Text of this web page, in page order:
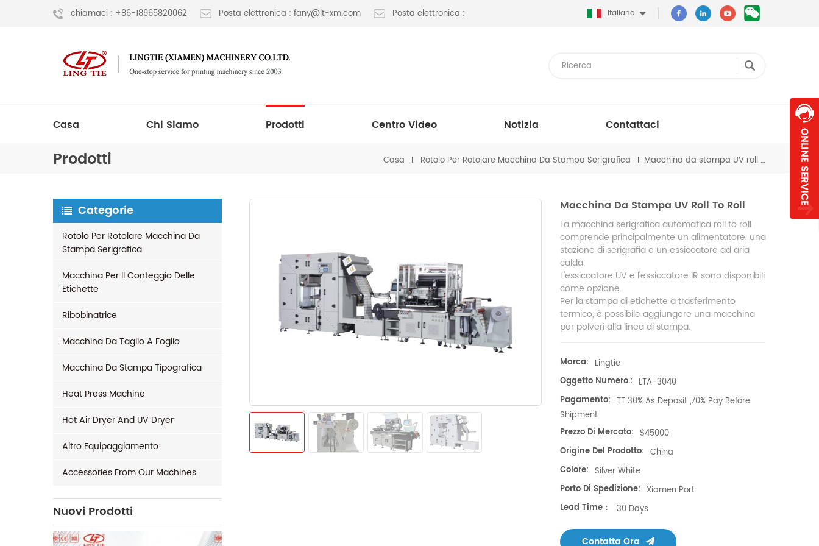
chiamaci : +86-18965820062 Posta elettronica : fany@lt-xm.com Posta elettronica : Italiano
Casa Chi Siamo Prodotti Centro Video Notizia Contattaci
Prodotti Casa Rotolo Per Rotolare Macchina Da Stampa Serigrafica Macchina da stampa UV roll to roll
Categorie
Rotolo Per Rotolare Macchina Da
Stampa Serigrafica
Macchina Per Il Conteggio Delle
Etichette
Ribobinatrice
Macchina Da Taglio A Foglio
Macchina Da Stampa Tipografica
Heat Press Machine
Hot Air Dryer And UV Dryer
Altro Equipaggiamento
Accessories From Our Machines
Nuovi Prodotti
Macchina Da Stampa UV Roll To Roll
La macchina serigrafica automatica roll to roll
comprende principalmente un alimentatore, una
stazione di serigrafia e un essiccatore ad aria
calda.
L'essiccatore UV e l'essiccatore IR sono disponibili
come opzione.
Per la stampa di etichette a trasferimento
termico, è possibile aggiungere una macchina
per polveri alla linea di stampa.
Marca: Lingtie
Oggetto Numero.: LTA-3040
Pagamento: TT 30% As Deposit ,70% Pay Before
Shipment
Prezzo Di Mercato: $45000
Origine Del Prodotto: China
Colore: Silver White
Porto Di Spedizione: Xiamen Port
Lead Time：
30 Days
Contatta Ora